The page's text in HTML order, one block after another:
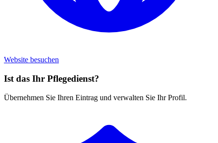
Website besuchen
Ist das Ihr Pflegedienst?
Übernehmen Sie Ihren Eintrag und verwalten Sie Ihr Profil.